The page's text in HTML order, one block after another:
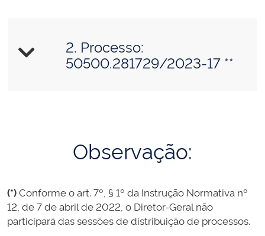
2. Processo:
50500.281729/2023-17 **
Observação:
(*)Conforme o art. 7º, § 1º da Instrução Normativa nº
12, de 7 de abril de 2022, o Diretor-Geral não
participará das sessões de distribuição de processos.